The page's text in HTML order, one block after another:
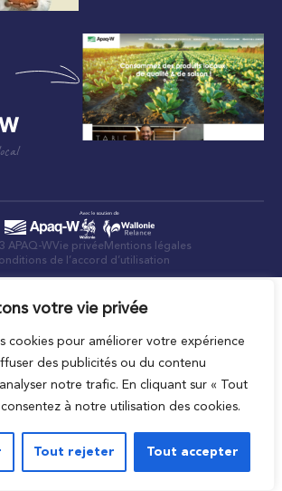
votre vie privée
cookies pour améliorer votre expérience
des publicités ou du contenu
notre trafic. En cliquant sur « Tout
à notre utilisation des cookies.
Tout rejeter Tout accepter
APAQ-WVie privée Mentions légales
de l’accord d’utilisation